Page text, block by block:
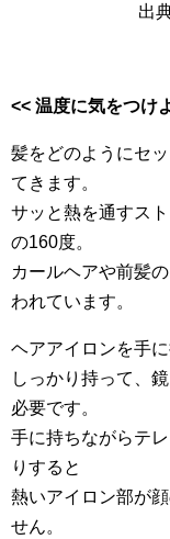
出
<< 温度に気をつけ
髪をどのようにセ
てきます。
サッと熱を通すス
の160度。
カールヘアや前髪
われています。
ヘアアイロンを手に
しっかり持って、
必要です。
手に持ちながらテ
りすると
熱いアイロン部が
せん。